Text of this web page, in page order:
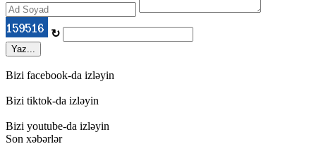
↻
Yaz...
Bizi facebook-da izləyin
Bizi tiktok-da izləyin
Bizi youtube-da izləyin
Son xəbərlər